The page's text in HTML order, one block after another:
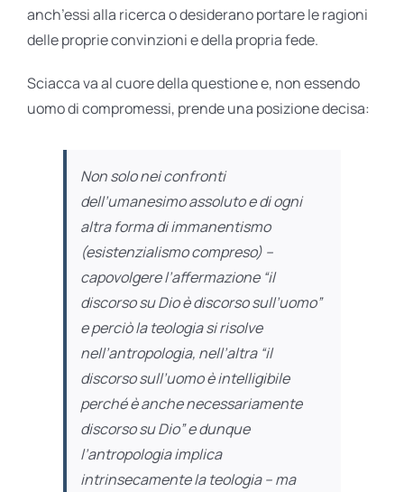
anch’essi alla ricerca o desiderano portare le ragioni
delle proprie convinzioni e della propria fede.
Sciacca va al cuore della questione e, non essendo
uomo di compromessi, prende una posizione decisa:
Non solo nei confronti
dell’umanesimo assoluto e di ogni
altra forma di immanentismo
(esistenzialismo compreso) –
capovolgere l’affermazione “il
discorso su Dio è discorso sull’uomo”
e perciò la teologia si risolve
nell’antropologia, nell’altra “il
discorso sull’uomo è intelligibile
perché è anche necessariamente
discorso su Dio” e dunque
l’antropologia implica
intrinsecamente la teologia – ma